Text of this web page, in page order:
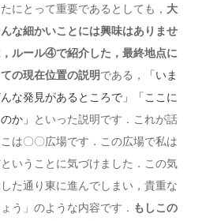
にとって重要であるとしても， 大
な細かいことには興味はありませ
ルール④で紹介した，最終地点に
の現在位置の説明である，
「いま
な発見があるところで」「ここに
か」
といった説明です．これが話
は〇〇広場です．この広場で私は
いうことに気づけました．この気
た通り東に進んでしまい，貴重な
う」のような内容です． もしこの